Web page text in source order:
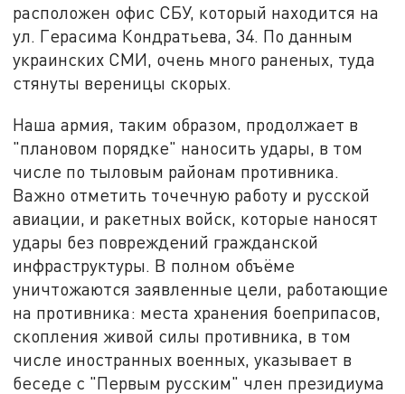
расположен офис СБУ, который находится на
ул. Герасима Кондратьева, 34. По данным
украинских СМИ, очень много раненых, туда
стянуты вереницы скорых.
Наша армия, таким образом, продолжает в
"плановом порядке" наносить удары, в том
числе по тыловым районам противника.
Важно отметить точечную работу и русской
авиации, и ракетных войск, которые наносят
удары без повреждений гражданской
инфраструктуры. В полном объёме
уничтожаются заявленные цели, работающие
на противника: места хранения боеприпасов,
скопления живой силы противника, в том
числе иностранных военных, указывает в
беседе с "Первым русским" член президиума